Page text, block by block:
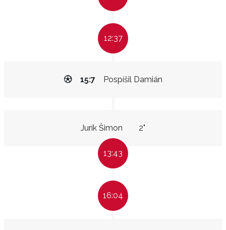
12:37
Pospíšil Damián
15:7
Jurík Šimon 2"
13:43
16:04